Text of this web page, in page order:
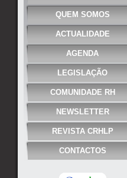
QUEM SOMOS
ACTUALIDADE
AGENDA
LEGISLAÇÃO
COMUNIDADE RH
NEWSLETTER
REVISTA CRHLP
CONTACTOS